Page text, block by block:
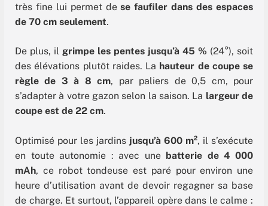
très fine lui permet dese faufiler dans des espaces
de 70 cm seulement.
De plus, il grimpe les pentes jusqu’à 45 % (24°), soit
des élévations plutôt raides. La hauteur de coupe se
règle de 3 à 8 cm, par paliers de 0,5 cm, pour
s’adapter à votre gazon selon la saison. La largeur de
coupe est de 22 cm.
Optimisé pour les jardins jusqu’à 600 m², il s’exécute
en toute autonomie : avec une batterie de 4 000
mAh, ce robot tondeuse est paré pour environ une
heure d’utilisation avant de devoir regagner sa base
de charge. Et surtout, l’appareil opère dans le calme :